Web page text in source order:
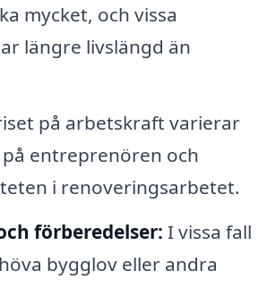
mycket, och vissa
längre livslängd än
på arbetskraft varierar
entreprenören och
i renoveringsarbetet.
förberedelser: I vissa fall
bygglov eller andra